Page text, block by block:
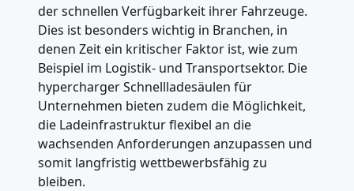
der schnellen Verfügbarkeit ihrer Fahrzeuge.
Dies ist besonders wichtig in Branchen, in
denen Zeit ein kritischer Faktor ist, wie zum
Beispiel im Logistik- und Transportsektor. Die
hypercharger Schnellladesäulen für
Unternehmen bieten zudem die Möglichkeit,
die Ladeinfrastruktur flexibel an die
wachsenden Anforderungen anzupassen und
somit langfristig wettbewerbsfähig zu
bleiben.